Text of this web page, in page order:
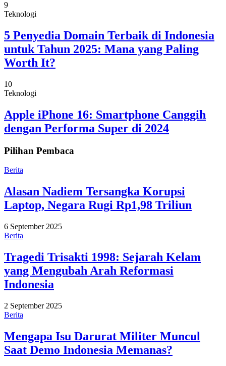
9
Teknologi
5 Penyedia Domain Terbaik di Indonesia
untuk Tahun 2025: Mana yang Paling
Worth It?
10
Teknologi
Apple iPhone 16: Smartphone Canggih
dengan Performa Super di 2024
Pilihan Pembaca
Berita
Alasan Nadiem Tersangka Korupsi
Laptop, Negara Rugi Rp1,98 Triliun
6 September 2025
Berita
Tragedi Trisakti 1998: Sejarah Kelam
yang Mengubah Arah Reformasi
Indonesia
2 September 2025
Berita
Mengapa Isu Darurat Militer Muncul
Saat Demo Indonesia Memanas?